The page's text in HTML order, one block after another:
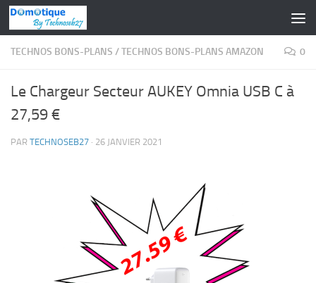
Skip to content
TECHNOS BONS-PLANS /TECHNOS BONS-PLANS AMAZON 0
Le Chargeur Secteur AUKEY Omnia USB C à
27,59 €
PAR TECHNOSEB27 · 26 JANVIER 2021